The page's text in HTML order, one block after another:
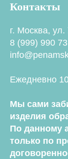
Контакты
г. Москва,
8 (999) 990
Ежедневно
Мы сами
изделия
По данному
только по